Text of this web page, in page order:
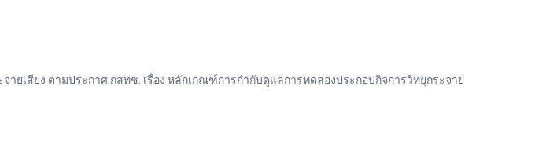
เสียง ตามประกาศ กสทช. เรื่อง หลักเกณฑ์การกำกับดูแลการทดลองประกอบกิจการวิทยุกระจาย